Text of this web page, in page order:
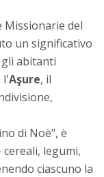
Missionarie del
un significativo
abitanti
l'Aşure, il
di Noè", è
legumi,
ciascuno la